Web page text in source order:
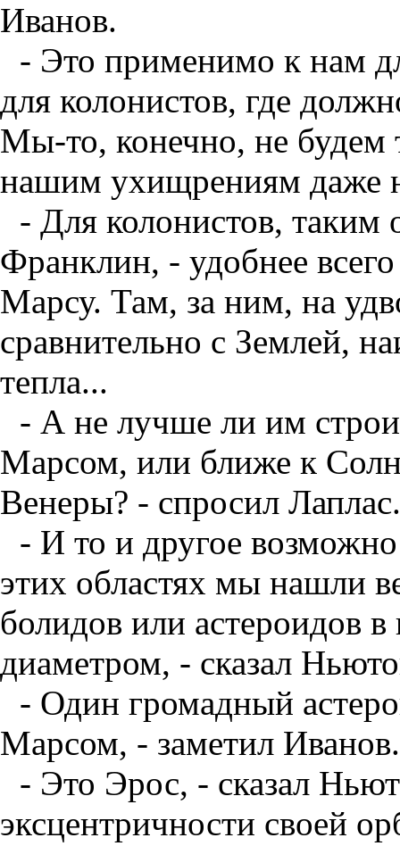
Иванов.
- Это применимо к нам
для колонистов, где
Мы-то, конечно, не будем
нашим ухищрениям даже
- Для колонистов, таким
Франклин, - удобнее
Марсу. Там, за ним, на
сравнительно с Землей,
тепла...
- А не лучше ли им
Марсом, или ближе к
Венеры? - спросил Лаплас.
- И то и другое
этих областях мы нашли
болидов или астероидов в
диаметром, - сказал
- Один громадный
Марсом, - заметил Иванов.
- Это Эрос, - сказал
эксцентричности своей